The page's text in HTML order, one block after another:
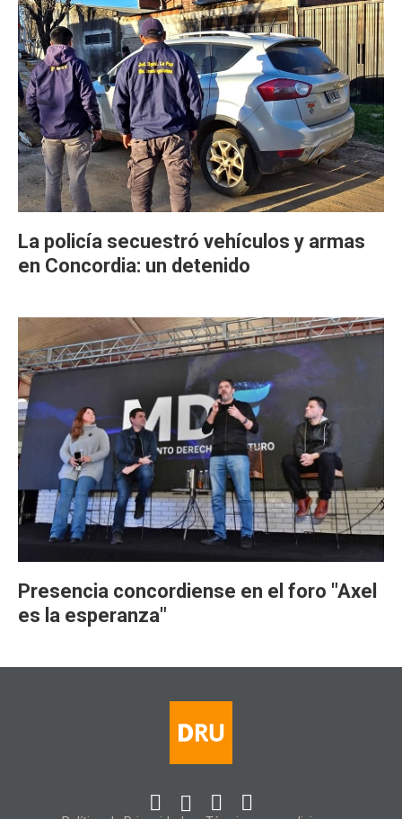
La policía secuestró vehículos y armas
en Concordia: un detenido
Presencia concordiense en el foro "Axel
es la esperanza"